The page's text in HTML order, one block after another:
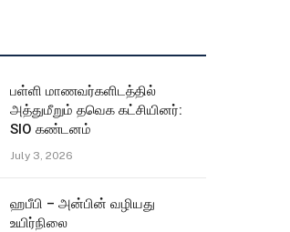
பள்ளி மாணவர்களிடத்தில்
அத்துமீறும் தவெக கட்சியினர்:
SIO கண்டனம்
July 3, 2026
ஹபீபி – அன்பின் வழியது
உயிர்நிலை